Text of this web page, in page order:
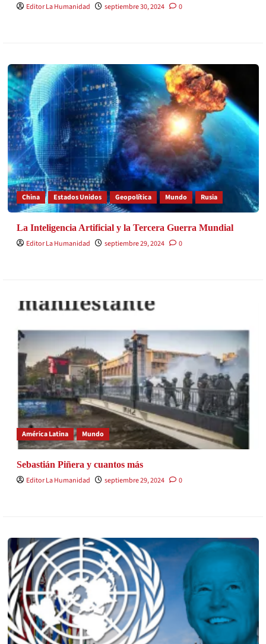
Editor La Humanidad
septiembre 30, 2024 0
China Estados Unidos Geopolítica Mundo Rusia
La Inteligencia Artificial y la Tercera Guerra Mundial
Editor La Humanidad
septiembre 29, 2024 0
América Latina Mundo
Sebastián Piñera y cuantos más
Editor La Humanidad
septiembre 29, 2024 0